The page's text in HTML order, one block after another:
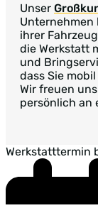
Unser
Unternehmen
ihrer
die Werkstatt
und
dass Sie
Wir freuen
persönlich an
Werkstatttermin